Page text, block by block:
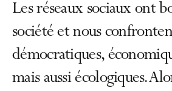
Les réseaux sociaux ont
société et nous
démocratiques,
mais aussi écologiques.